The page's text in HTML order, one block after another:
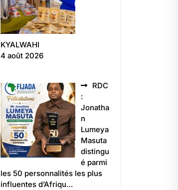
KYALWAHI
4 août 2026
RDC
:
Jonatha
n
Lumeya
Masuta
distingu
é parmi
les 50 personnalités les plus
influentes d’Afriqu…